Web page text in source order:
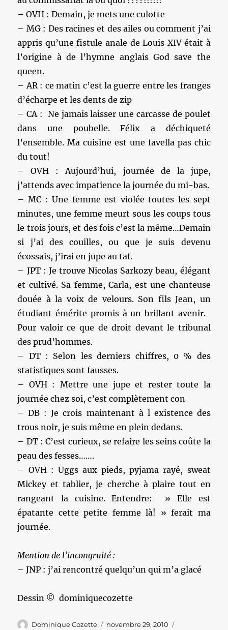
– OVH : Demain, je mets une culotte
– MG : Des racines et des ailes ou comment j’ai
appris qu’une fistule anale de Louis XIV était à
l’origine à de l’hymne anglais God save the
queen.
– AR : ce matin c’est la guerre entre les franges
d’écharpe et les dents de zip
– CA : Ne jamais laisser une carcasse de poulet
dans une poubelle. Félix a déchiqueté
l’ensemble. Ma cuisine est une favella pas chic
du tout!
– OVH : Aujourd’hui, journée de la jupe,
j’attends avec impatience la journée du mi-bas.
– MC : Une femme est violée toutes les sept
minutes, une femme meurt sous les coups tous
le trois jours, et des fois c’est la même…Demain
si j’ai des couilles, ou que je suis devenu
écossais, j’irai en jupe au taf.
– JPT : Je trouve Nicolas Sarkozy beau, élégant
et cultivé. Sa femme, Carla, est une chanteuse
douée à la voix de velours. Son fils Jean, un
étudiant émérite promis à un brillant avenir.
Pour valoir ce que de droit devant le tribunal
des prud’hommes.
– DT : Selon les derniers chiffres, 0 % des
statistiques sont fausses.
– OVH : Mettre une jupe et rester toute la
journée chez soi, c’est complètement con
– DB : Je crois maintenant à l existence des
trous noir, je suis même en plein dedans.
– DT : C’est curieux, se refaire les seins coûte la
peau des fesses…….
– OVH : Uggs aux pieds, pyjama rayé, sweat
Mickey et tablier, je cherche à plaire tout en
rangeant la cuisine. Entendre: » Elle est
épatante cette petite femme là! » ferait ma
journée.
Mention de l’incongruité :
– JNP : j’ai rencontré quelqu’un qui m’a glacé
Dessin © dominiquecozette
Auteur
Dominique Cozette
Publié
novembre 29, 2010